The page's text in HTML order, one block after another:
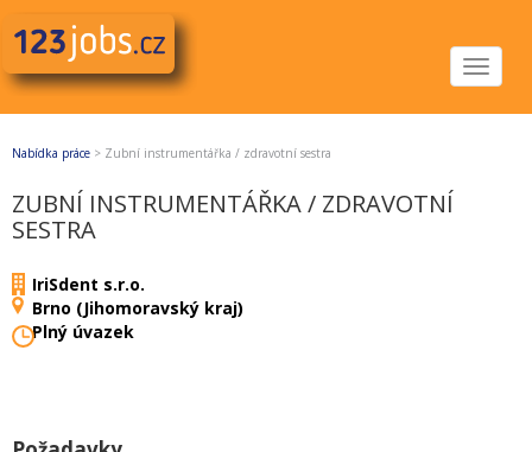
Toggle
Nabídka práce > Zubní instrumentářka / zdravotní sestra
ZUBNÍ INSTRUMENTÁŘKA / ZDRAVOTNÍ
SESTRA
IriSdent s.r.o.
Brno (Jihomoravský kraj)
Plný úvazek